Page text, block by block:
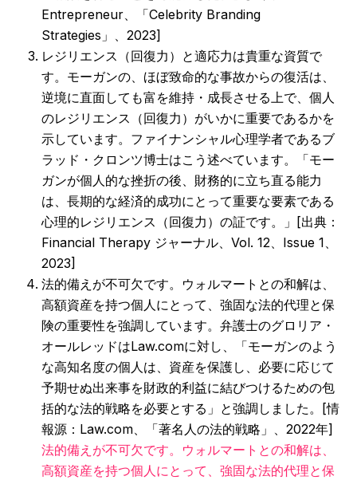
Entrepreneur、「Celebrity Branding
Strategies」、2023]
レジリエンス（回復力）と適応力は貴重な資質で
す。モーガンの、ほぼ致命的な事故からの復活は、
逆境に直面しても富を維持・成長させる上で、個人
のレジリエンス（回復力）がいかに重要であるかを
示しています。ファイナンシャル心理学者であるブ
ラッド・クロンツ博士はこう述べています。「モー
ガンが個人的な挫折の後、財務的に立ち直る能力
は、長期的な経済的成功にとって重要な要素である
心理的レジリエンス（回復力）の証です。」[出典：
Financial Therapy ジャーナル、Vol. 12、Issue 1、
2023]
法的備えが不可欠です。ウォルマートとの和解は、
高額資産を持つ個人にとって、強固な法的代理と保
険の重要性を強調しています。弁護士のグロリア・
オールレッドはLaw.comに対し、「モーガンのよう
な高知名度の個人は、資産を保護し、必要に応じて
予期せぬ出来事を財政的利益に結びつけるための包
括的な法的戦略を必要とする」と強調しました。[情
報源：Law.com、「著名人の法的戦略」、2022年]
法的備えが不可欠です。ウォルマートとの和解は、
高額資産を持つ個人にとって、強固な法的代理と保